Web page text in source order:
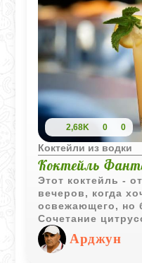
2,68K 0 0
Коктейли из водки
Коктейль
Этот коктейль -
вечеров, когда
освежающего, но
Сочетание
дает ту самую
делает вкус
она почти не
Арджун